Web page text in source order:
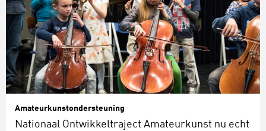
Amateurkunstondersteuning
Nationaal Ontwikkeltraject Amateurkunst nu echt